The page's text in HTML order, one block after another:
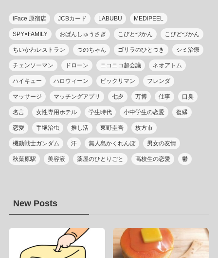
iFace 原宿店 JCBカード LABUBU MEDIPEEL
SPY×FAMILY おぱんしゅうさぎ こびとづかん こびどづかん
ちいかわレストラン つのちゃん ゴリラのひとつき シミ治療
チェンソーマン ドローン ニコニコ超会議 ネオアトム
ハイキュー ハロウィーン ビックリマン フレンダ
マッサージ マッチングアプリ 七夕 万博 仕事 口臭
名言 女性専用ホテル 学生時代 小中学生の恋愛 復縁
恋愛 手塚治虫 推し活 東野圭吾 枚方市
機動戦士ガンダム 汗 無人島かくれんぼ 男女の友情
秋葉原駅 美容液 薬屋のひとりごと 高校生の恋愛 鬱
New Posts